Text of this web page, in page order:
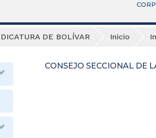
DE BOLÍVAR Inicio
CONSEJO SECCIONAL DE